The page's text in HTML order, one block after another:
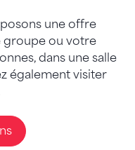
une offre
groupe ou votre
dans une salle
également visiter